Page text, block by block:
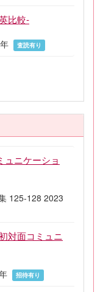
比較-
査読有り
ュニケーショ
125-128 2023
対面コミュニ
招待有り